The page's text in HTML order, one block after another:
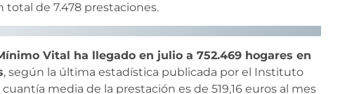
total de 7.478 prestaciones.
Vital ha llegado en julio a 752.469 hogares en
, según la última estadística publicada por el Instituto
media de la prestación es de 519,16 euros al mes